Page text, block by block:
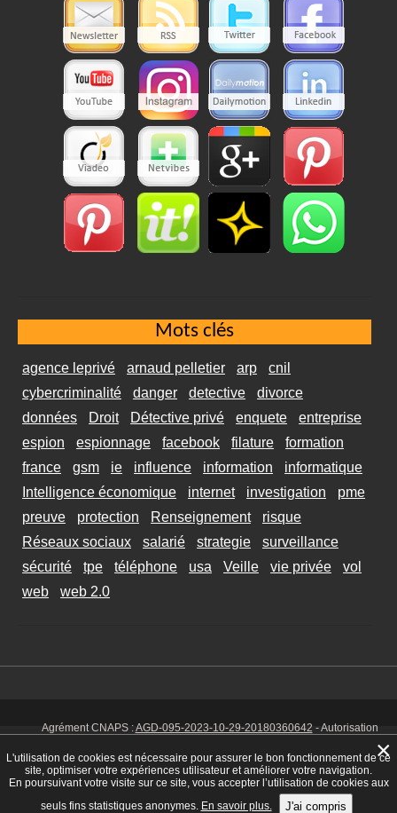
Mots clés
agence leprivé arnaud pelletier arp
cnil
cybercriminalité
danger detective
divorce
données
Droit Détective privé enquete
entreprise
espion
espionnage facebook filature
formation
france
gsm ie influence information
informatique
Intelligence économique
internet investigation
pme
preuve
protection Renseignement
risque
Réseaux sociaux
salarié strategie
surveillance
sécurité
tpe téléphone usa Veille vie privée
vol
web
web 2.0
Agrément CNAPS :AGD-095-2023-10-29-20180360642 - Autorisation
925 00038 - Code NAF 8030 Z -Mentions Légales-CookiesTél. : 06 14
01 75 32
L'utilisation de cookies est nécessaire pour assurer le bon fonctionnement de ce
site, optimiser votre expériences utilisateur et améliorer votre navigation.
En poursuivant votre visite sur ce site, vous accepter l’utilisation de cookies aux
seuls fins statistiques anonymes. En savoir plus. J'ai compris
×